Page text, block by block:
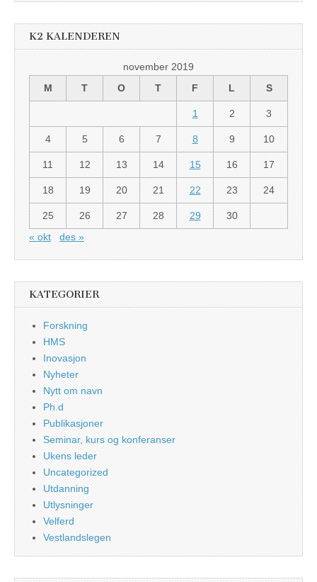
K2 KALENDEREN
november 2019
M
T O T F L S
1 2 3
4 5 6 7 8 9 10
11 12 13 14 15 16 17
18 19 20 21 22 23 24
25 26 27 28 29
30
« okt
des »
KATEGORIER
Forskning
HMS
Inovasjon
Nyheter
Nytt om navn
Ph.d
Publikasjoner
Seminar, kurs og konferanser
Ukens leder
Uncategorized
Utdanning
Utlysninger
Velferd
Vestlandslegen